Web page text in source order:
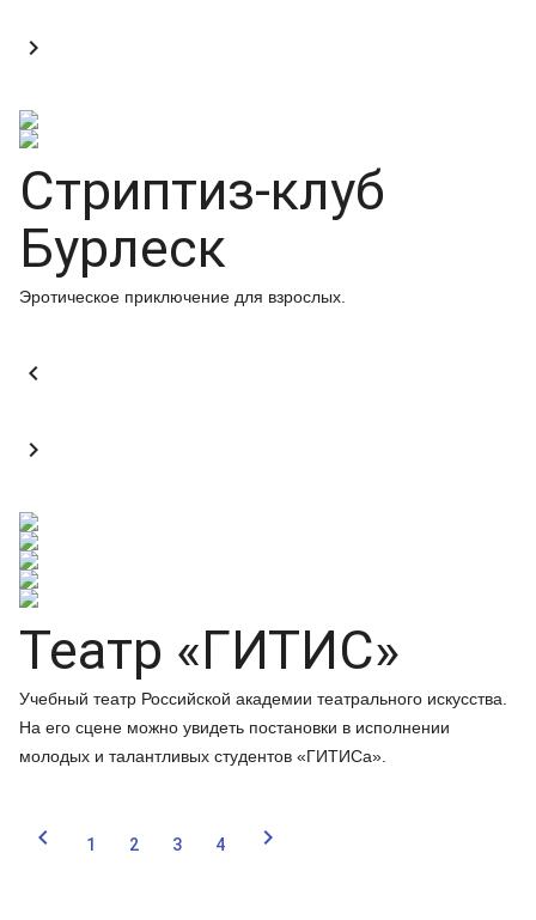

Стриптиз-клуб
Бурлеск
Эротическое приключение для взрослых.


Театр «ГИТИС»
Учебный театр Российской академии театрального искусства.
На его сцене можно увидеть постановки в исполнении
молодых и талантливых студентов «ГИТИСа».
 1 2 3 4 